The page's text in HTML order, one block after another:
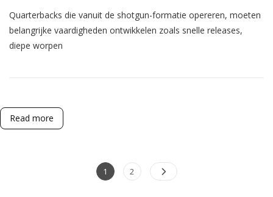
In
Shotgunformatie:
Quarterbacks die vanuit de shotgun-formatie opereren, moeten
belangrijke vaardigheden ontwikkelen zoals snelle releases,
diepe worpen
Read more
Posts
Page
1 Page
2